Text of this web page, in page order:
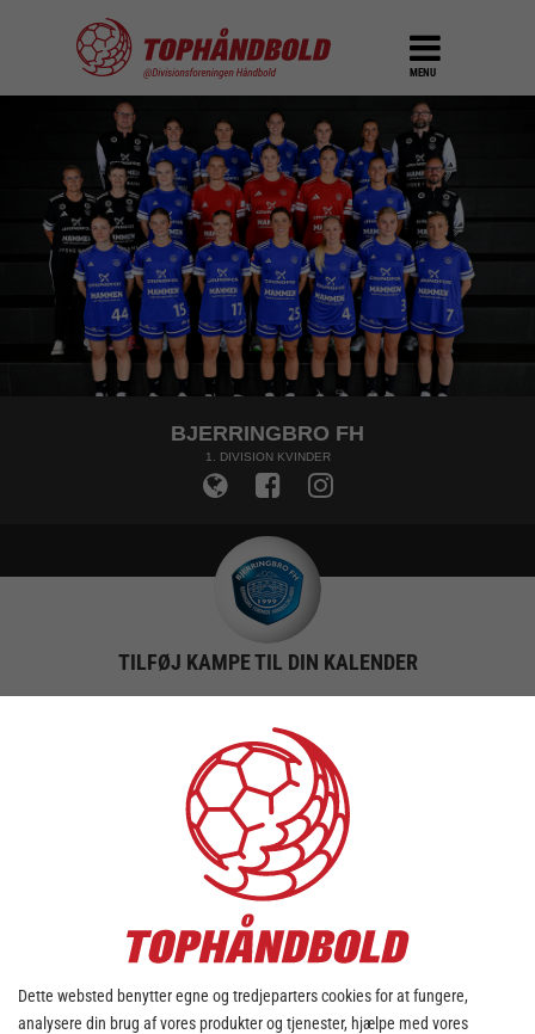
MENU
BJERRINGBRO FH
1. DIVISION KVINDER
TILFØJ KAMPE TIL DIN KALENDER
DOWNLOAD KALENDER
søndag - 16. juni
Der er ingen kampe på den
valgte dato
Brug dato vælgeren ovenover for at vælge en anden
Dette websted benytter egne og tredjeparters cookies for at fungere,
analysere din brug af vores produkter og tjenester, hjælpe med vores